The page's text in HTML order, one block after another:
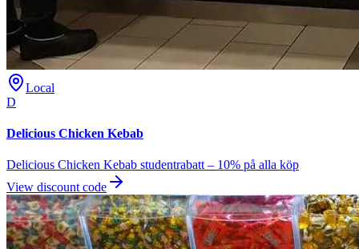
Local
D
Delicious Chicken Kebab
Delicious Chicken Kebab studentrabatt – 10% på alla köp
View discount code